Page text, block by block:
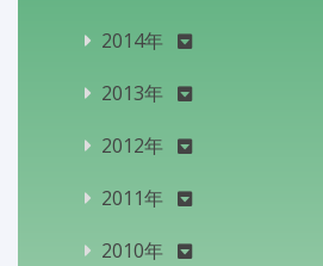
2014年
2013年
2012年
2011年
2010年